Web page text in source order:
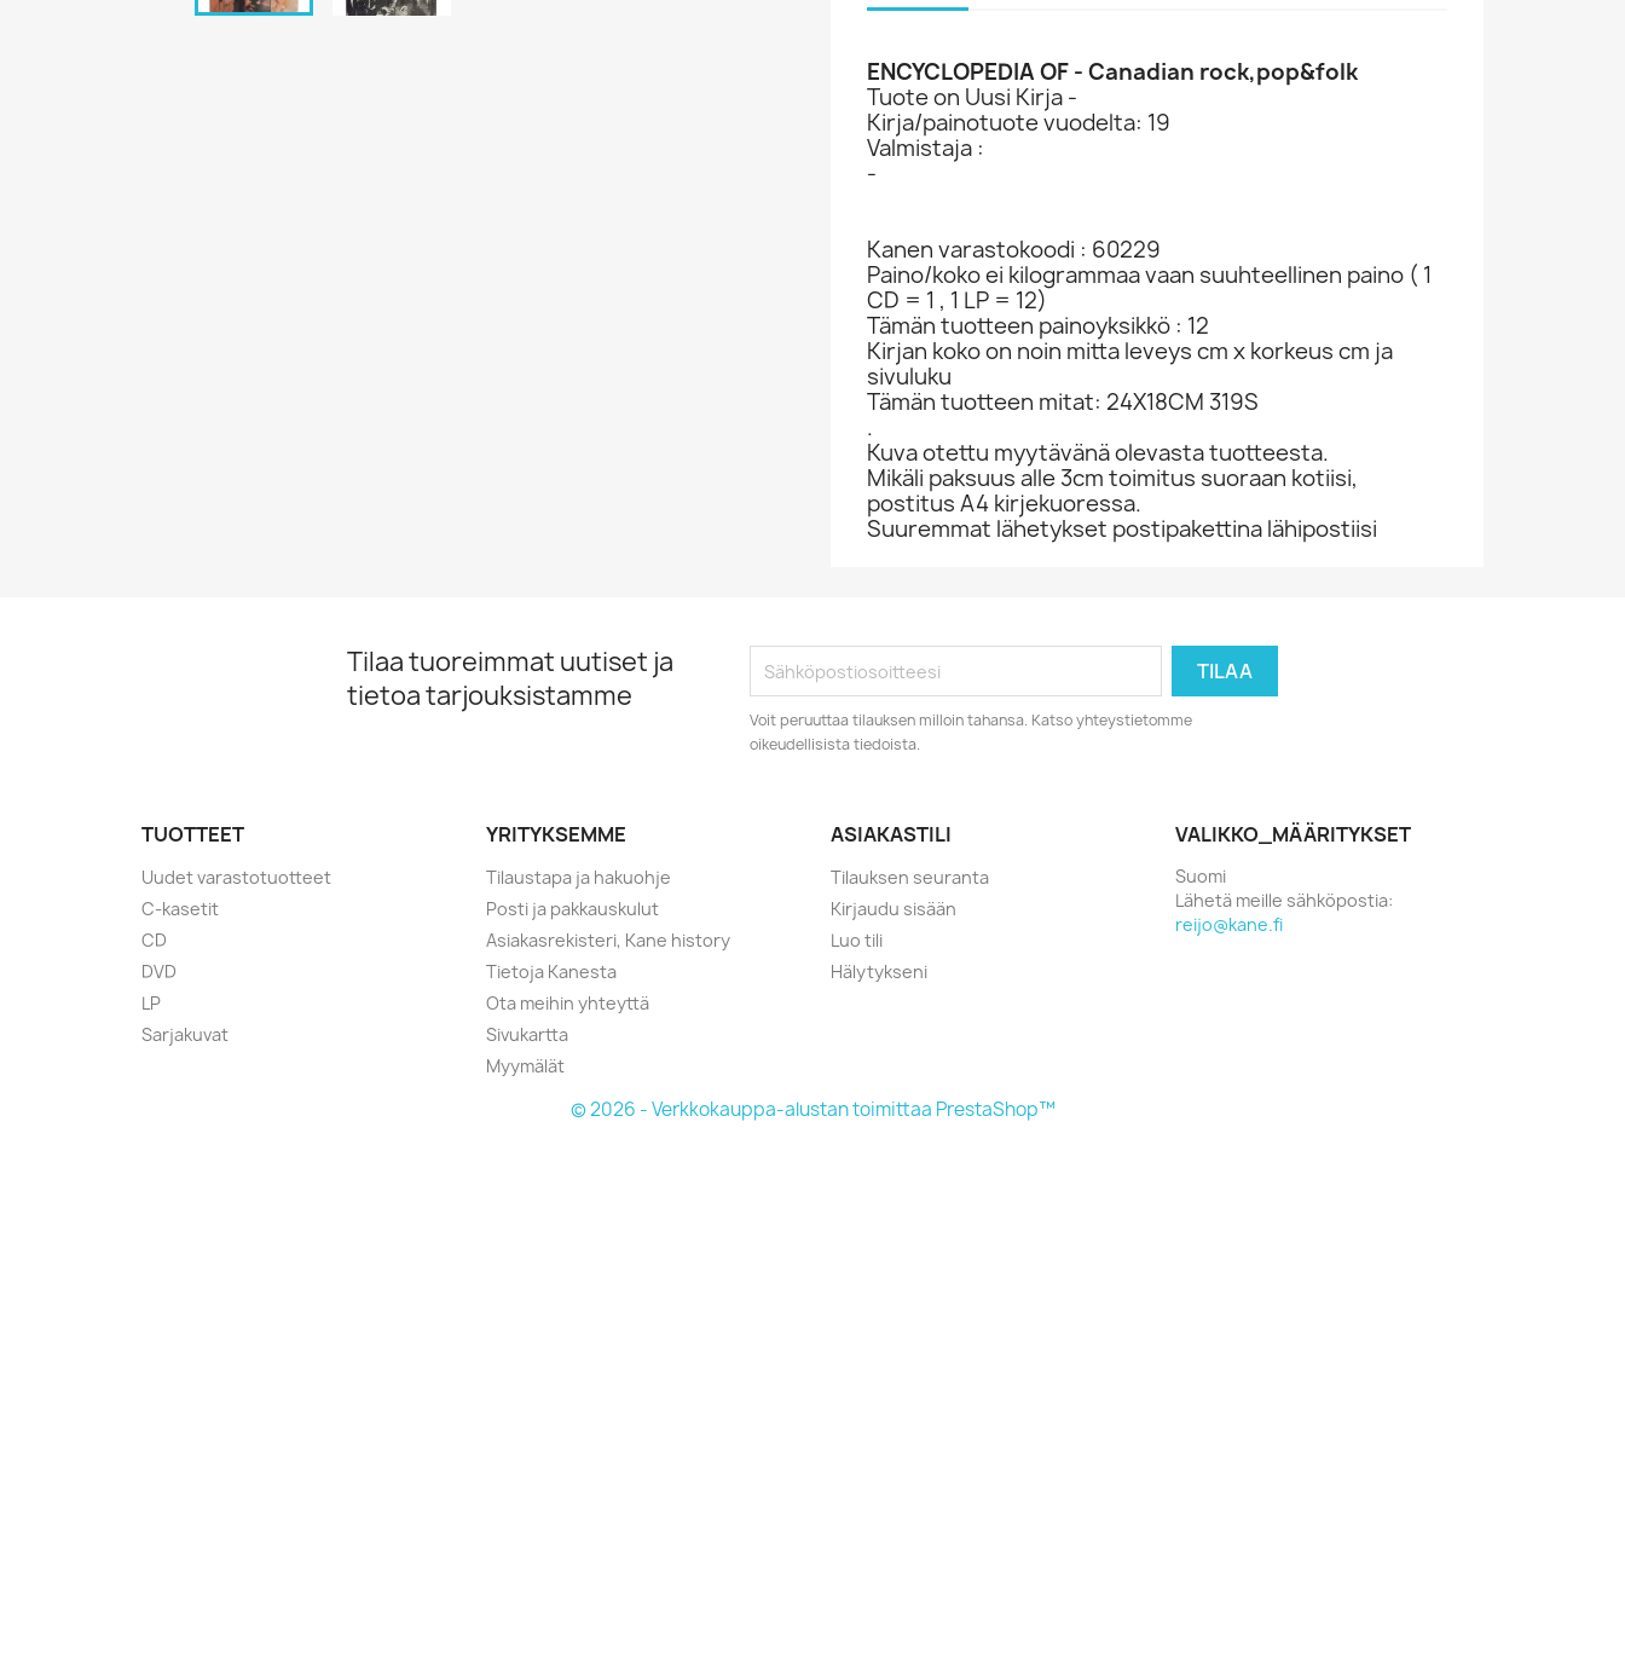
ENCYCLOPEDIA OF - Canadian rock,pop&folk
Tuote on Uusi Kirja -
Kirja/painotuote vuodelta: 19
Valmistaja :
-
Kanen varastokoodi : 60229
Paino/koko ei kilogrammaa vaan suuhteellinen paino ( 1
CD = 1 , 1 LP = 12)
Tämän tuotteen painoyksikkö : 12
Kirjan koko on noin mitta leveys cm x korkeus cm ja
sivuluku
Tämän tuotteen mitat: 24X18CM 319S
.
Kuva otettu myytävänä olevasta tuotteesta.
Mikäli paksuus alle 3cm toimitus suoraan kotiisi,
postitus A4 kirjekuoressa.
Suuremmat lähetykset postipakettina lähipostiisi
Tilaa tuoreimmat uutiset ja
tietoa tarjouksistamme
Voit peruuttaa tilauksen milloin tahansa. Katso yhteystietomme
oikeudellisista tiedoista.
TUOTTEET
Uudet varastotuotteet
C-kasetit
CD
DVD
LP
Sarjakuvat
YRITYKSEMME
Tilaustapa ja hakuohje
Posti ja pakkauskulut
Asiakasrekisteri, Kane history
Tietoja Kanesta
Ota meihin yhteyttä
Sivukartta
Myymälät
ASIAKASTILI
Tilauksen seuranta
Kirjaudu sisään
Luo tili
Hälytykseni
VALIKKO_MÄÄRITYKSET
Suomi
Lähetä meille sähköpostia:
reijo@kane.fi
© 2026 - Verkkokauppa-alustan toimittaa PrestaShop™